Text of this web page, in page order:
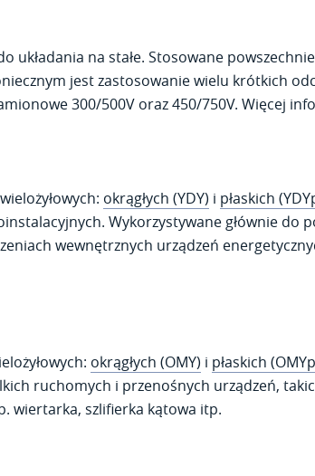
układania na stałe. Stosowane
jest zastosowanie wielu krótkich
300/500V oraz 450/750V. Więcej
okrągłych (YDY) i płaskich
Wykorzystywane głównie do
wewnętrznych urządzeń
okrągłych (OMY) i płaskich
ruchomych i przenośnych urządzeń,
wiertarka, szlifierka kątowa itp.